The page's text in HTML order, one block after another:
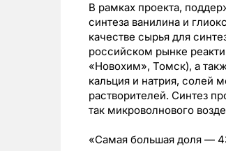
В рамках проекта,
синтеза ванилина и
качестве сырья для
российском рынке
«Новохим», Томск), а
кальция и натрия, солей
растворителей. Синтез
так микроволнового
«Самая большая доля —